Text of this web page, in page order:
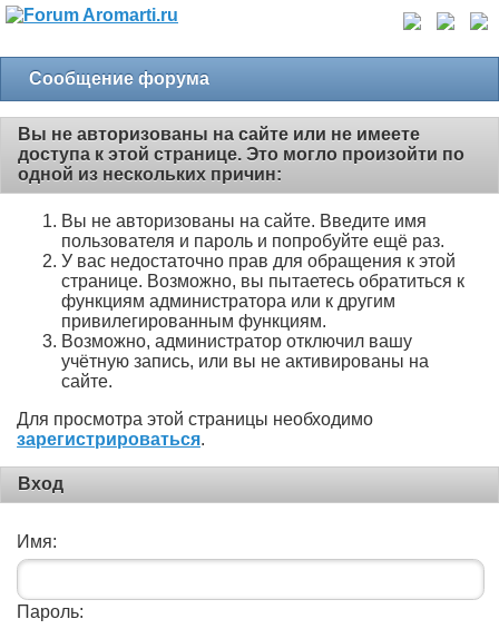
Сообщение форума
Вы не авторизованы на сайте или не имеете
доступа к этой странице. Это могло произойти по
одной из нескольких причин:
Вы не авторизованы на сайте. Введите имя
пользователя и пароль и попробуйте ещё раз.
У вас недостаточно прав для обращения к этой
странице. Возможно, вы пытаетесь обратиться к
функциям администратора или к другим
привилегированным функциям.
Возможно, администратор отключил вашу
учётную запись, или вы не активированы на
сайте.
Для просмотра этой страницы необходимо
зарегистрироваться.
Вход
Имя:
Пароль: